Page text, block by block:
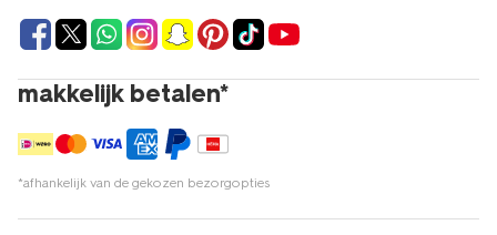
makkelijk betalen*
*afhankelijk van de gekozen bezorgopties